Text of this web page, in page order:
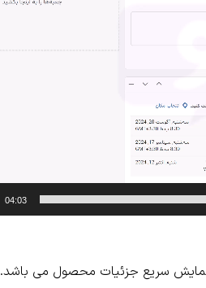
04:03
نمایش سریع جزئیات محصول می باشد.